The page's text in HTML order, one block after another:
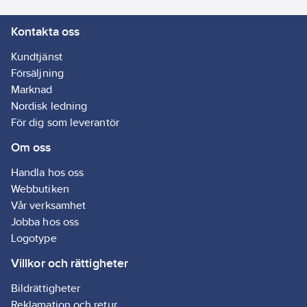
Kontakta oss
Kundtjänst
Försäljning
Marknad
Nordisk ledning
För dig som leverantör
Om oss
Handla hos oss
Webbutiken
Vår verksamhet
Jobba hos oss
Logotype
Villkor och rättigheter
Bildrättigheter